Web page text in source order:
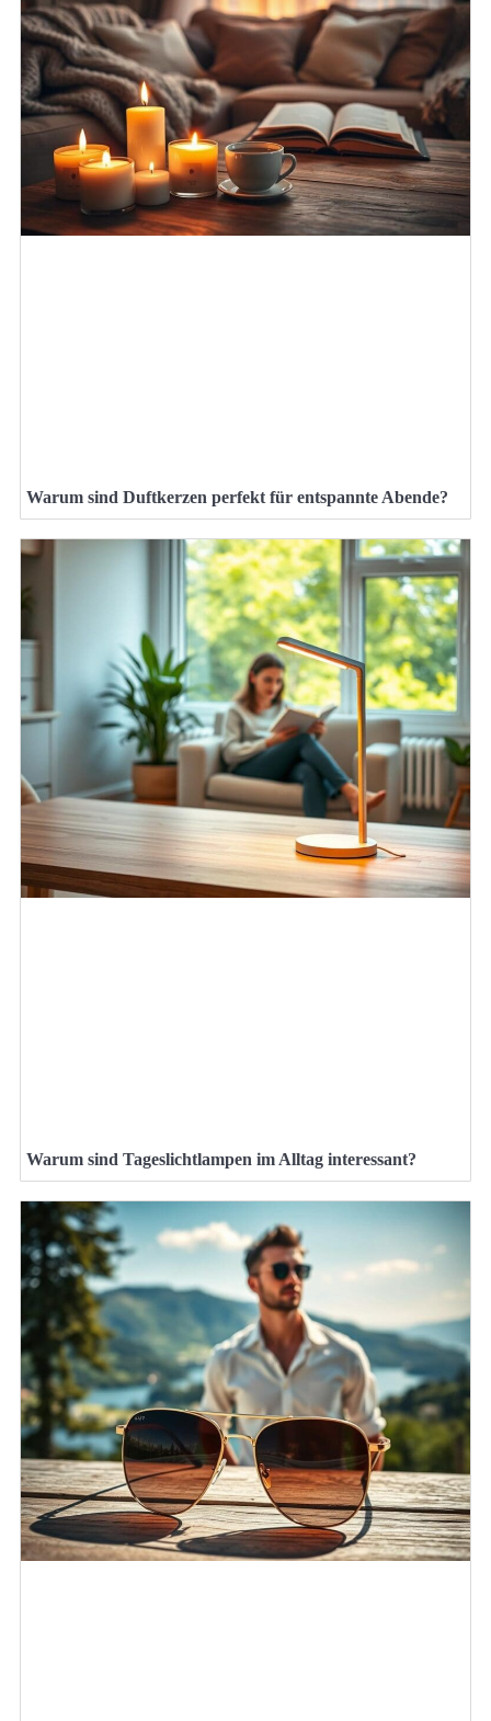
Warum sind Duftkerzen perfekt für entspannte Abende?
Warum sind Tageslichtlampen im Alltag interessant?